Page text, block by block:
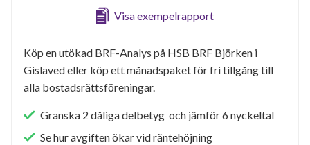
Visa exempelrapport
Köp en utökad BRF-Analys på HSB BRF Björken i
Gislaved eller köp ett månadspaket för fri tillgång till
alla bostadsrättsföreningar.
Granska 2 dåliga delbetyg och jämför 6 nyckeltal
Se hur avgiften ökar vid räntehöjning